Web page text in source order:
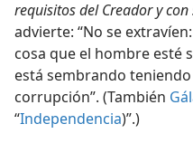
requisitos del Creador y
advierte: “No se
cosa que el hombre esté
está sembrando
corrupción”. (También
“Independencia)”.)